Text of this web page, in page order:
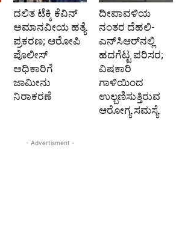
ದಲಿತ ಟೆಕ್ಕಿ ಕೆವಿನ್
ಅಮಾನವೀಯ ಹತ್ಯೆ
ಪ್ರಕರಣ; ಆರೋಪಿ
ಪೊಲೀಸ್‌
ಅಧಿಕಾರಿಗೆ
ಜಾಮೀನು
ನಿರಾಕರಣೆ
ದೀಪಾವಳಿಯ
ನಂತರ ದೆಹಲಿ-
ಎನ್‌ಸಿಆರ್‌ನಲ್ಲಿ
ಹದಗೆಟ್ಟ ಪರಿಸರ;
ವಿಷಕಾರಿ
ಗಾಳಿಯಿಂದ
ಉಲ್ಬಣಿಸುತ್ತಿರುವ
ಆರೋಗ್ಯ ಸಮಸ್ಯೆ
- Advertisment -